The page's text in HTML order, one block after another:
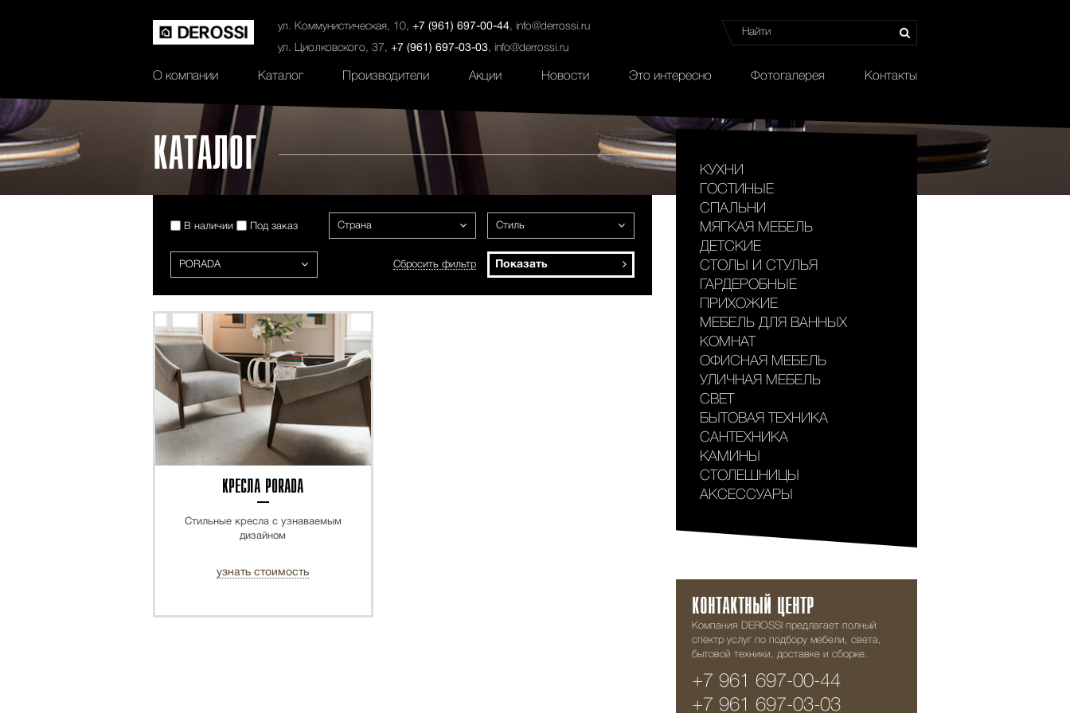
ул. Коммунистическая, 10, +7 (961) 697-00-44, info@derrossi.ru
ул. Циолковского, 37, +7 (961) 697-03-03, info@derrossi.ru
О компании
История Сертификаты Контакты Салоны Услуги Наши проекты
Каталог Производители Акции Новости Это интересно Фотогалерея Контакты
КАТАЛОГ
В наличии Под заказ Страна Стиль
PORADA Показать
Сбросить фильтр
КРЕСЛА PORADA
Стильные кресла с узнаваемым
дизайном
узнать стоимость
КУХНИ
ГОСТИНЫЕ
СПАЛЬНИ
МЯГКАЯ МЕБЕЛЬ
ДЕТСКИЕ
СТОЛЫ И СТУЛЬЯ
ГАРДЕРОБНЫЕ
ПРИХОЖИЕ
МЕБЕЛЬ ДЛЯ ВАННЫХ
КОМНАТ
ОФИСНАЯ МЕБЕЛЬ
УЛИЧНАЯ МЕБЕЛЬ
СВЕТ
БЫТОВАЯ ТЕХНИКА
САНТЕХНИКА
КАМИНЫ
СТОЛЕШНИЦЫ
АКСЕССУАРЫ
КОНТАКТНЫЙ ЦЕНТР
Компания DEROSSI предлагает полный
спектр услуг по подбору мебели, света,
бытовой техники, доставке и сборке.
+7 961 697-00-44
+7 961 697-03-03